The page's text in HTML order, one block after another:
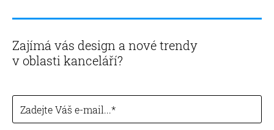
Zajímá vás design a nové trendy
v oblasti kanceláří?
Zadejte Váš e-mail...